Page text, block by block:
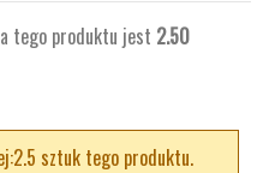
tego produktu jest 2.50
sztuk tego produktu.